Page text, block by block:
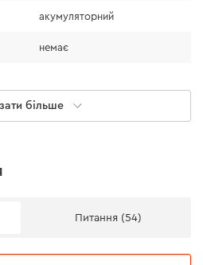
акумуляторний
немає
є
більше
Питання (54)